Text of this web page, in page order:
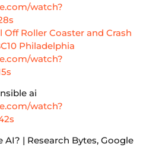
watch?
Off Roller Coaster and Crash
Philadelphia
watch?
ai
watch?
| Research Bytes, Google